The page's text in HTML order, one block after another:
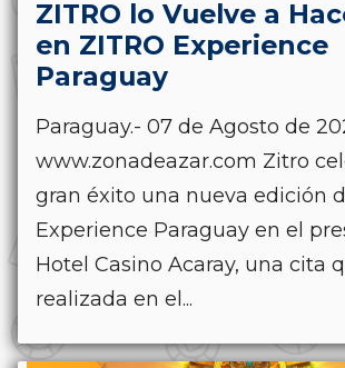
ZITRO lo Vuelve a
en ZITRO Experience
Paraguay
Paraguay.- 07 de Agosto de
www.zonadeazar.com Zitro
gran éxito una nueva edición
Experience Paraguay en el
Hotel Casino Acaray, una cita
realizada en el...